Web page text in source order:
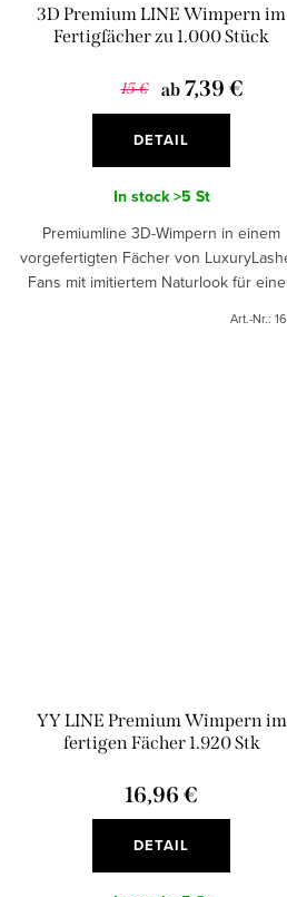
3D Premium LINE Wimpern im
Fertigfächer zu 1.000 Stück
15 € ab 7,39 €
DETAIL
In stock>5 St
Premiumline 3D-Wimpern in einem
vorgefertigten Fächer von
Fans mit imitiertem Naturlook für
Art.-Nr.:
YY LINE Premium Wimpern im
fertigen Fächer 1.920 Stk
16,96 €
DETAIL